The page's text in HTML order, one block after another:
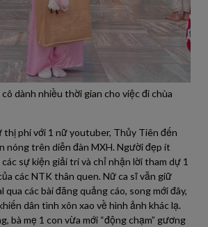
dành nhiều thời gian cho việc đi chùa
thị phi với 1 nữ youtuber, Thủy Tiên đến
nóng trên diễn đàn MXH. Người đẹp ít
sự kiện giải trí và chỉ nhận lời tham dự 1
các NTK thân quen. Nữ ca sĩ vẫn giữ
các bài đăng quảng cáo, song mới đây,
dân tình xôn xao về hình ảnh khác lạ.
bà mẹ 1 con vừa mới “động chạm” gương